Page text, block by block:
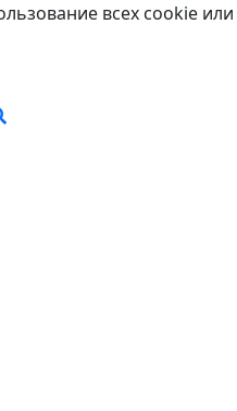
всех cookie или